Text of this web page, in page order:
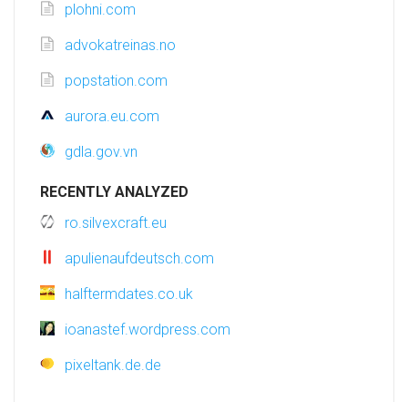
plohni.com
advokatreinas.no
popstation.com
aurora.eu.com
gdla.gov.vn
RECENTLY ANALYZED
ro.silvexcraft.eu
apulienaufdeutsch.com
halftermdates.co.uk
ioanastef.wordpress.com
pixeltank.de.de